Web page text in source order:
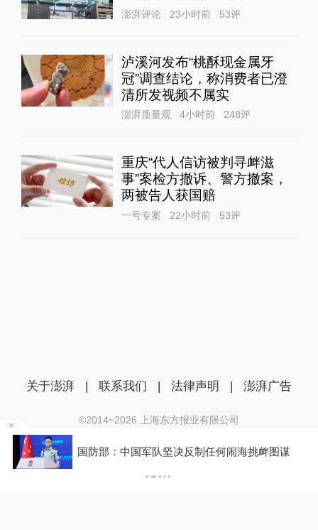
08:59
查看详情
08:11
美媒称美伊谈判还在继续，伊朗谈判代表仍
07:15
伊媒：伊朗代表团拒绝继续在瑞士进行伊美
谈判
查看详情
抗议特朗普威胁言论，伊朗代表团离开谈判
地点
查看详情
澎湃评论 23小时前 53评
泸溪河发布“桃酥现金属牙
冠”调查结论，称消费者已澄
清所发视频不属实
澎湃质量观 4小时前 248评
重庆“代人信访被判寻衅滋
事”案检方撤诉、警方撤案，
两被告人获国赔
一号专案 22小时前 53评
国防部：中国军队坚决反制任何闹海挑衅图谋
关于澎湃 | 联系我们 | 法律声明 | 澎湃广告
©2014~2026 上海东方报业有限公司
沪ICP证：沪B2-20170116 | 沪ICP备14003370号
互联网新闻信息服务许可证：31120170006
沪公网安备 31010602000299号